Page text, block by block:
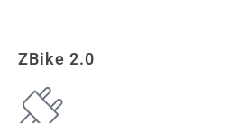
ZBike 2.0